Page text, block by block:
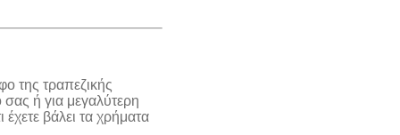
της τραπεζικής
ή για μεγαλύτερη
βάλει τα χρήματα